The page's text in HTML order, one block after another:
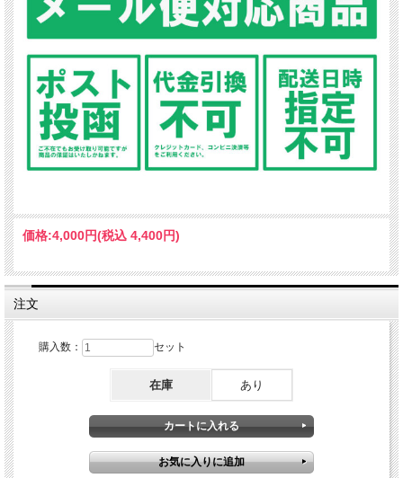
価格:4,000円(税込 4,400円)
注文
購入数： セット
在庫 あり